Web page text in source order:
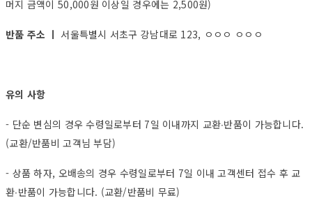
머지 금액이 50,000원 이상일 경우에는 2,500원)
반품 주소 ㅣ 서울특별시 서초구 강남대로 123, ㅇㅇㅇ ㅇㅇㅇ
유의 사항
- 단순 변심의 경우 수령일로부터 7일 이내까지 교환∙반품이 가능합니다.
(교환/반품비 고객님 부담)
- 상품 하자, 오배송의 경우 수령일로부터 7일 이내 고객센터 접수 후 교
환∙반품이 가능합니다. (교환/반품비 무료)